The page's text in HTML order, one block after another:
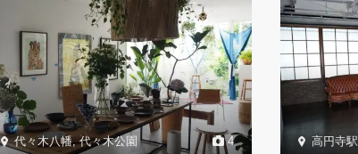
4
代々木八幡,代々木公園 高円寺駅